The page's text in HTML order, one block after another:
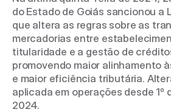
Facebook
do Estado de Goiás sancionou a
que altera as regras sobre as
mercadorias entre
titularidade e a gestão de
promovendo maior alinhamento
e maior eficiência tributária.
aplicada em operações desde 1º
2024.